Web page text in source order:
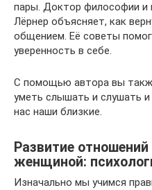
пары. Доктор философии и
Лёрнер объясняет, как
общением. Её советы
уверенность в себе.
С помощью автора вы
уметь слышать и слушать
нас наши близкие.
Развитие
женщиной:
Изначально мы учимся